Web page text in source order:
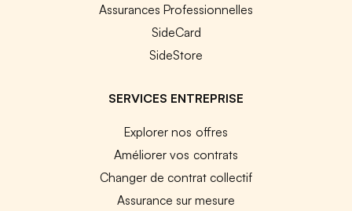
Assurances Professionnelles
SideCard
SideStore
SERVICES ENTREPRISE
Explorer nos offres
Améliorer vos contrats
Changer de contrat collectif
Assurance sur mesure